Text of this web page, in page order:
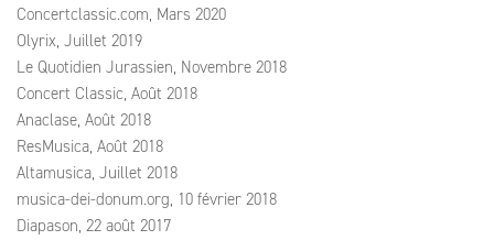
Concertclassic.com, Mars 2020
Olyrix, Juillet 2019
Le Quotidien Jurassien, Novembre 2018
Concert Classic, Août 2018
Anaclase, Août 2018
ResMusica, Août 2018
Altamusica, Juillet 2018
musica-dei-donum.org, 10 février 2018
Diapason, 22 août 2017